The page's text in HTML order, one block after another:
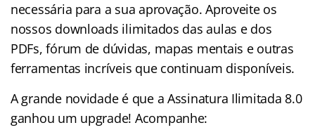
necessária para a sua aprovação. Aproveite os
nossos downloads ilimitados das aulas e dos
PDFs, fórum de dúvidas, mapas mentais e outras
ferramentas incríveis que continuam disponíveis.
A grande novidade é que a Assinatura Ilimitada 8.0
ganhou um upgrade! Acompanhe: